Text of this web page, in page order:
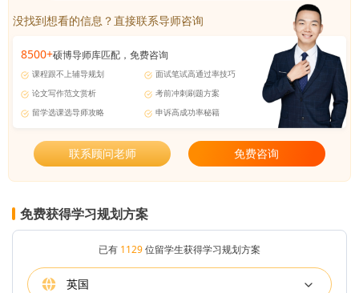
没找到想看的信息？直接联系导师咨询
8500+硕博导师库匹配，免费咨询
课程跟不上辅导规划
面试笔试高通过率技巧
论文写作范文赏析
考前冲刺刷题方案
留学选课选导师攻略
申诉高成功率秘籍
联系顾问老师 免费咨询
免费获得学习规划方案
已有 1129位留学生获得学习规划方案
英国